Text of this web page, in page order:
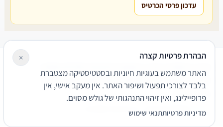
עדכון פרטי הכרטיס
שירותים משפטיים
דרושים צור קשר נגישותפרטיות
תנאי שימוש
© 2026 הפירמה. כל הזכויות שמורות.
הבהרת פרטיות קצרה
האתר משתמש בעוגיות חיוניות ובסטטיסטיקה מצטברת
בלבד לצורכי תפעול ושיפור האתר. אין מעקב אישי, אין
פרופיילינג, ואין זיהוי התנהגותי של גולש מסוים.
מדיניות פרטיותתנאי שימוש
×